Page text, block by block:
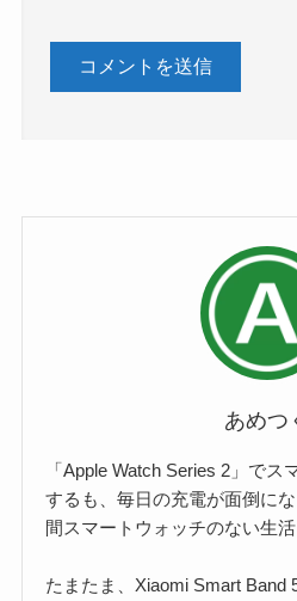
あめつ
「Apple Watch Series 2」で
するも、毎日の充電が面倒に
間スマートウォッチのない生活
たまたま、Xiaomi Smart Band